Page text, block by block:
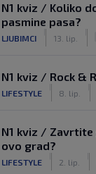
N1 kviz / Koliko
pasmine pasa?
LJUBIMCI 13. lip.
N1 kviz / Rock &
LIFESTYLE 8. lip.
N1 kviz /
ovo grad?
LIFESTYLE 2. lip.